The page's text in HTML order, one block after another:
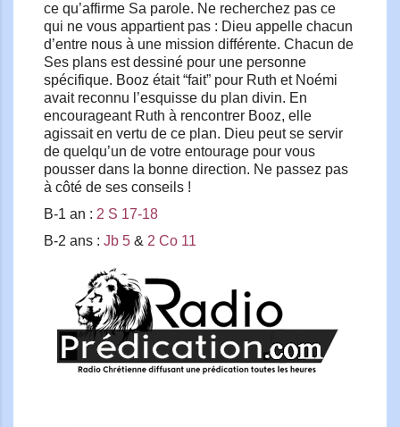
ce qu’affirme Sa parole. Ne recherchez pas ce
qui ne vous appartient pas : Dieu appelle chacun
d’entre nous à une mission différente. Chacun de
Ses plans est dessiné pour une personne
spécifique. Booz était “fait” pour Ruth et Noémi
avait reconnu l’esquisse du plan divin. En
encourageant Ruth à rencontrer Booz, elle
agissait en vertu de ce plan. Dieu peut se servir
de quelqu’un de votre entourage pour vous
pousser dans la bonne direction. Ne passez pas
à côté de ses conseils !
B-1 an : 2 S 17-18
B-2 ans : Jb 5 & 2 Co 11